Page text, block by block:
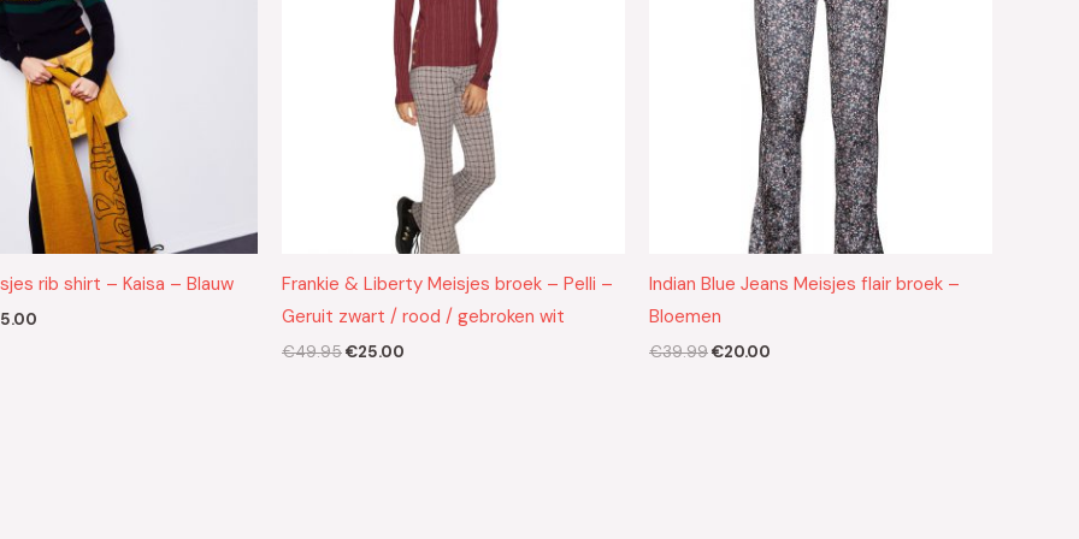
rib shirt – Kaisa – Blauw
Frankie & Liberty Meisjes broek – Pelli –
Geruit zwart / rood / gebroken wit
€49.95€25.00
Indian Blue Jeans Meisjes flair broek –
Bloemen
€39.99€20.00